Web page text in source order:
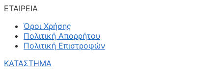
ΕΤΑΙΡΕΙΑ
Όροι Χρήσης
Πολιτική Απορρήτου
Πολιτική Επιστροφών
ΚΑΤΑΣΤΗΜΑ